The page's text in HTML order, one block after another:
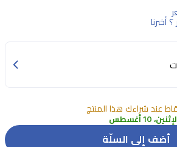
أخبرنا
10 أغسطس
أضف إلى السلّة